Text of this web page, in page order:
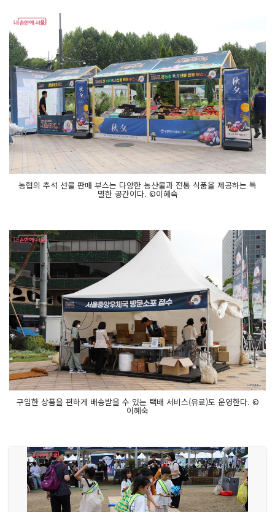
농협의 추석 선물 판매 부스는 다양한 농산물과 전통 식품을 제공하는 특
별한 공간이다. ©이혜숙
구입한 상품을 편하게 배송받을 수 있는 택배 서비스(유료)도 운영한다. ©
이혜숙